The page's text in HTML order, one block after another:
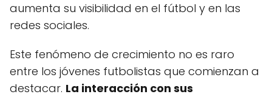
aumenta su visibilidad en el fútbol y en las
redes sociales.
Este fenómeno de crecimiento no es raro
entre los jóvenes futbolistas que comienzan a
destacar. La interacción con sus